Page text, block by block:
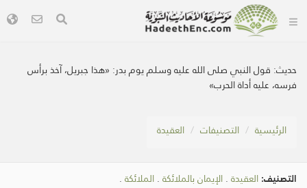
حديث: قول النبي صلى الله عليه وسلم يوم بدر: «هذا جبريل، آخذ برأس
فرسه، عليه أداة الحرب»
الرئيسية التصنيفات العقيدة
التصنيف: العقيدة . الإيمان بالملائكة . الملائكة .